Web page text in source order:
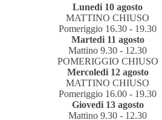
Lunedi 10 agosto
MATTINO CHIUSO
Pomeriggio 16.30 - 19.30
Martedi 11 agosto
Mattino 9.30 - 12.30
POMERIGGIO CHIUSO
Mercoledi 12 agosto
MATTINO CHIUSO
Pomeriggio 16.00 - 19.30
Giovedi 13 agosto
Mattino 9.30 - 12.30